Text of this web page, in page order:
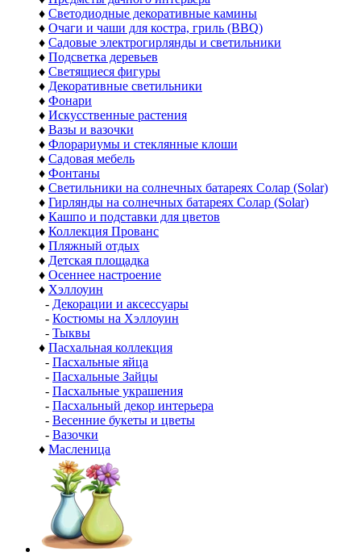
♦ Светодиодные декоративные камины
♦ Очаги и чаши для костра, гриль (BBQ)
♦ Садовые электрогирлянды и светильники
♦ Подсветка деревьев
♦ Светящиеся фигуры
♦ Декоративные светильники
♦ Фонари
♦ Искусственные растения
♦ Вазы и вазочки
♦ Флорариумы и стеклянные клоши
♦ Садовая мебель
♦ Фонтаны
♦ Светильники на солнечных батареях Солар (Solar)
♦ Гирлянды на солнечных батареях Солар (Solar)
♦ Кашпо и подставки для цветов
♦ Коллекция Прованс
♦ Пляжный отдых
♦ Детская площадка
♦ Осеннее настроение
♦ Хэллоуин
- Декорации и аксессуары
- Костюмы на Хэллоуин
- Тыквы
♦ Пасхальная коллекция
- Пасхальные яйца
- Пасхальные Зайцы
- Пасхальные украшения
- Пасхальный декор интерьера
- Весенние букеты и цветы
- Вазочки
♦ Масленица